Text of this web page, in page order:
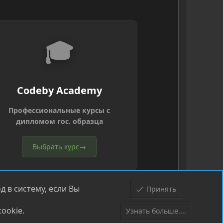
🎓
Codeby Academy
Профессиональные курсы с
дипломом гос. образца
Выбрать курс→
Верх
в систему, если Вы
Принять
Узнать больше....